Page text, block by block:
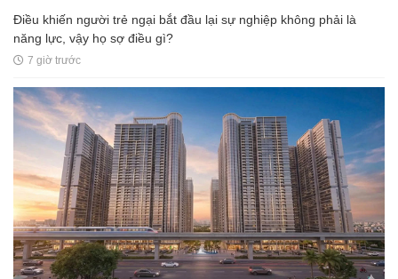
Điều khiến người trẻ ngại bắt đầu lại sự nghiệp không phải là
năng lực, vậy họ sợ điều gì?
7 giờ trước